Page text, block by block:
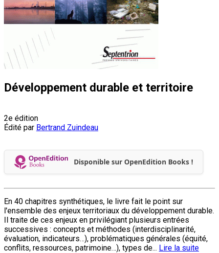
Développement durable et territoire
2e édition
Édité par Bertrand Zuindeau
Disponible sur OpenEdition Books !
En 40 chapitres synthétiques, le livre fait le point sur
l'ensemble des enjeux territoriaux du développement durable.
Il traite de ces enjeux en privilégiant plusieurs entrées
successives : concepts et méthodes (interdisciplinarité,
évaluation, indicateurs…), problématiques générales (équité,
conflits, ressources, patrimoine…), types de... Lire la suite